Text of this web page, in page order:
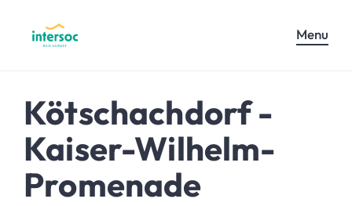
Menu
Kötschachdorf -
Kaiser-Wilhelm-
Promenade